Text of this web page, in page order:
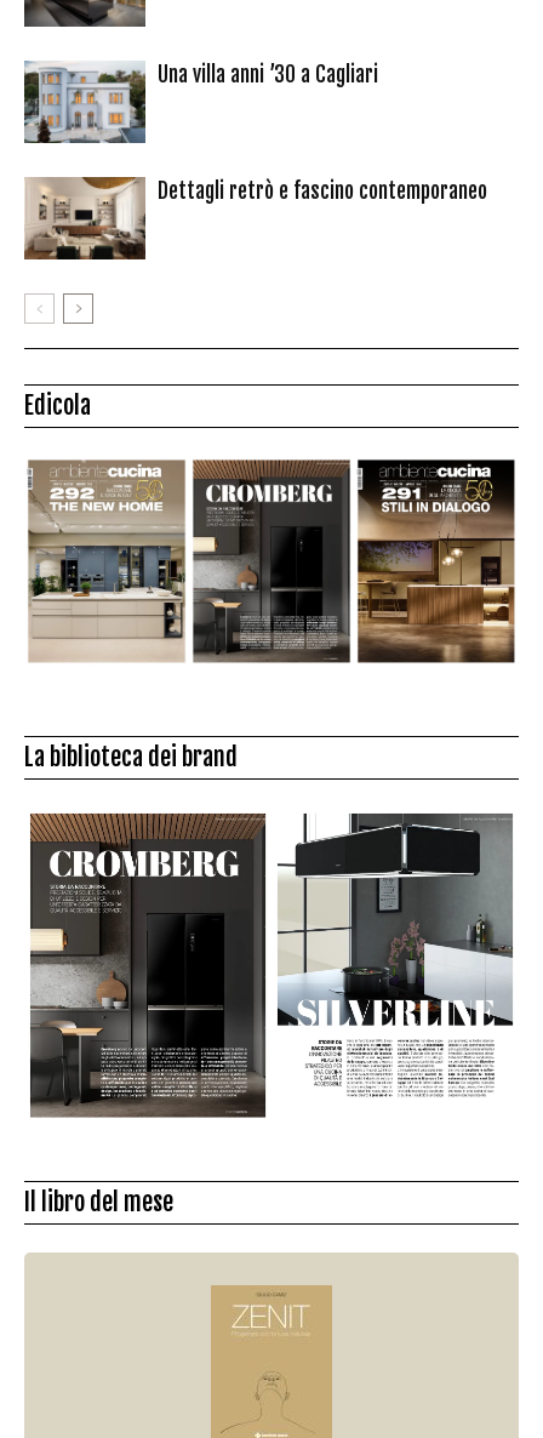
Una villa anni ’30 a Cagliari
Dettagli retrò e fascino contemporaneo
Edicola
La biblioteca dei brand
Il libro del mese